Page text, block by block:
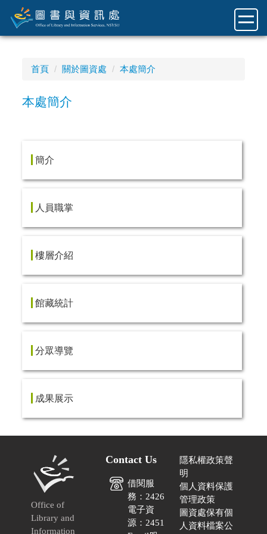
到
主
首頁 關於圖資處 本處簡介
本處簡介
簡介
人員職掌
樓層介紹
館藏統計
分眾導覽
成果展示
Office of
Library and
Information
Contact Us
借閱服
務：2426
電子資
源：2451
隱私權政策聲
明
個人資料保護
管理政策
圖資處保有個
人資料檔案公